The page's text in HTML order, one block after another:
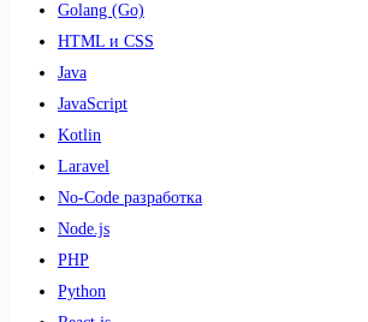
Golang (Go)
HTML и CSS
Java
JavaScript
Kotlin
Laravel
No-Code разработка
Node.js
PHP
Python